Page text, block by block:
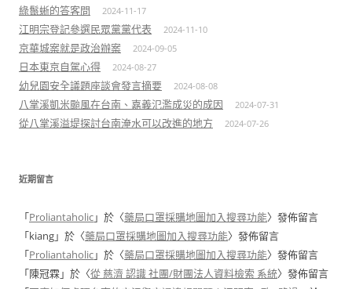
綠鬣蜥的答客問 2024-11-17
江明宗登記參選民眾黨黨代表 2024-11-10
京華城案就是政治辦案 2024-09-05
日本東京自駕心得 2024-08-27
幼兒園安全議題座談會發言摘要 2024-08-08
八掌溪凱米颱風在台南、嘉義氾濫成災的成因 2024-07-31
從八掌溪溢堤探討台南淹水可以改進的地方 2024-07-26
近期留言
「Proliantaholic」於〈藥局口罩採購地圖加入搜尋功能〉發佈留言
「kiang」於〈藥局口罩採購地圖加入搜尋功能〉發佈留言
「Proliantaholic」於〈藥局口罩採購地圖加入搜尋功能〉發佈留言
「陳冠霖」於〈從 慈濟 認識 社團/財團法人資料檢索 系統〉發佈留言